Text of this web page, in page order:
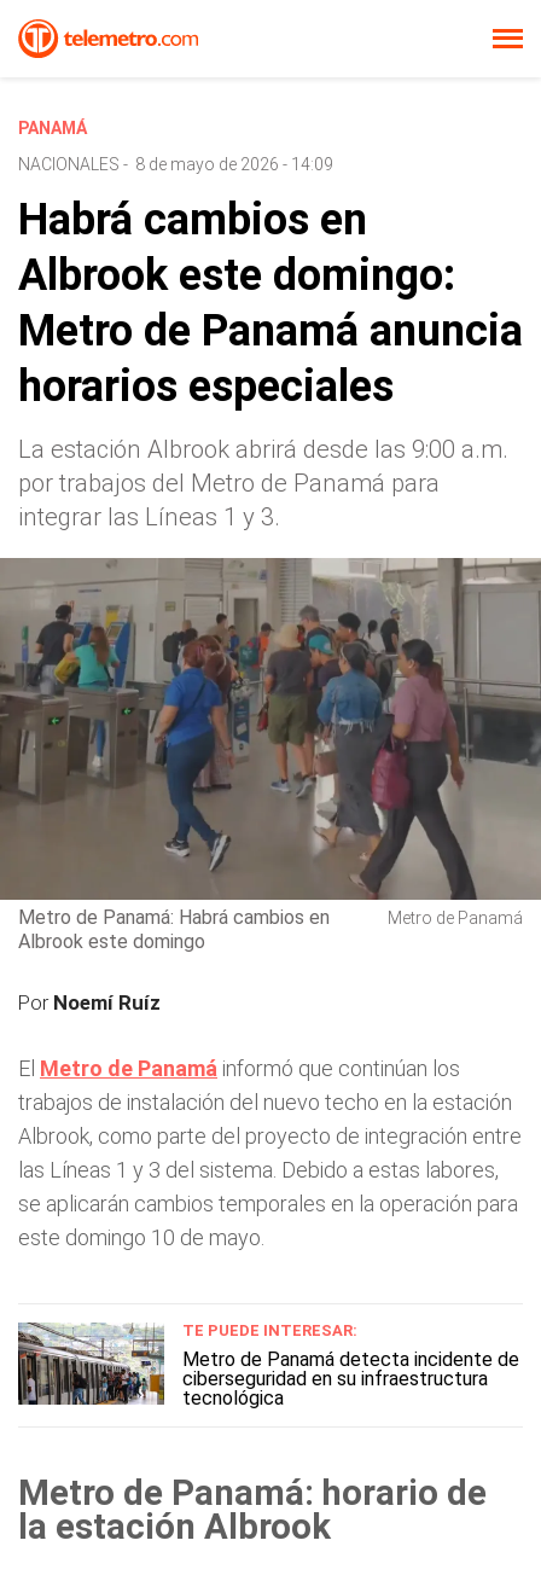
PANAMÁ
NACIONALES - 8 de mayo de 2026 - 14:09
Habrá cambios en
Albrook este domingo:
Metro de Panamá anuncia
horarios especiales
La estación Albrook abrirá desde las 9:00 a.m.
por trabajos del Metro de Panamá para
integrar las Líneas 1 y 3.
Metro de Panamá: Habrá cambios en
Albrook este domingo
Metro de Panamá
Por Noemí Ruíz
El Metro de Panamá informó que continúan los
trabajos de instalación del nuevo techo en la estación
Albrook, como parte del proyecto de integración entre
las Líneas 1 y 3 del sistema. Debido a estas labores,
se aplicarán cambios temporales en la operación para
este domingo 10 de mayo.
TE PUEDE INTERESAR:
Metro de Panamá detecta incidente de
ciberseguridad en su infraestructura
tecnológica
Metro de Panamá: horario de
la estación Albrook